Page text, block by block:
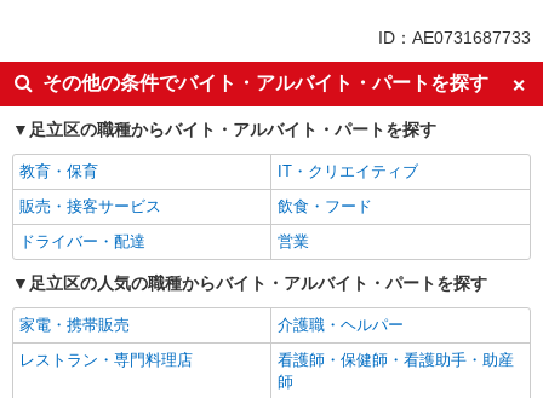
ミドル（40代～）活躍中
エルダー（50代～）活躍中
高収入・高額
昇給あり
オープニングスタッフ
禁煙・分煙
駅直結・駅チカ
交通費支給
社会保険あり
産休・育休取得実績あり
退職金・財形貯蓄制度あり
研修制度あり
同じ職種から求人を探す
教育・保育
保育士・保育補助
ID：AE0731687733
その他の条件でバイト・アルバイト・パートを探す
足立区の職種からバイト・アルバイト・パートを探す
教育・保育
IT・クリエイティブ
販売・接客サービス
飲食・フード
ドライバー・配達
営業
足立区の人気の職種からバイト・アルバイト・パートを探す
家電・携帯販売
介護職・ヘルパー
レストラン・専門料理店
看護師・保健師・看護助手・助産
師